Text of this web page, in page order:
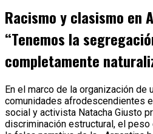
Racismo y clasismo en
“Tenemos la
completamente
En el marco de la organización de
comunidades afrodescendientes
social y activista Natacha Giusto
discriminación estructural, el